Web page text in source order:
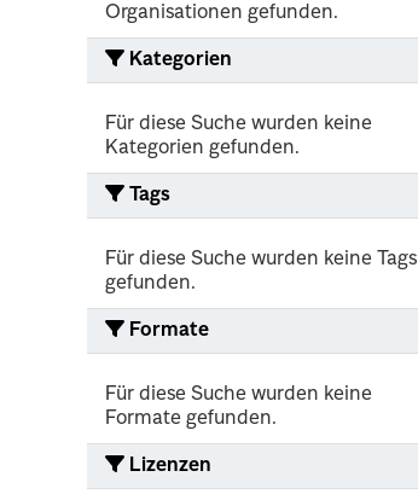
Organisationen gefunden.
Kategorien
Für diese Suche wurden keine
Kategorien gefunden.
Tags
Für diese Suche wurden keine Tags
gefunden.
Formate
Für diese Suche wurden keine
Formate gefunden.
Lizenzen